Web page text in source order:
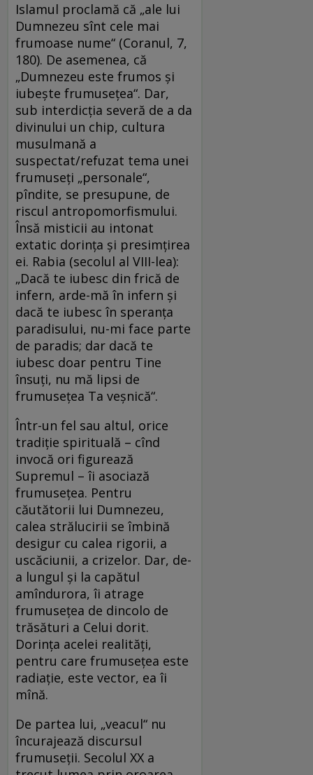
Islamul proclamă că „ale lui
Dumnezeu sînt cele mai
frumoase nume“ (Coranul, 7,
180). De asemenea, că
„Dumnezeu este frumos şi
iubeşte frumuseţea“. Dar,
sub interdicţia severă de a da
divinului un chip, cultura
musulmană a
suspectat/refuzat tema unei
frumuseţi „personale“,
pîndite, se presupune, de
riscul antropomorfismului.
Însă misticii au intonat
extatic dorinţa şi presimţirea
ei. Rabia (secolul al VIII-lea):
„Dacă te iubesc din frică de
infern, arde-mă în infern şi
dacă te iubesc în speranţa
paradisului, nu-mi face parte
de paradis; dar dacă te
iubesc doar pentru Tine
însuţi, nu mă lipsi de
frumuseţea Ta veşnică“.
Într-un fel sau altul, orice
tradiţie spirituală – cînd
invocă ori figurează
Supremul – îi asociază
frumuseţea. Pentru
căutătorii lui Dumnezeu,
calea strălucirii se îmbină
desigur cu calea rigorii, a
uscăciunii, a crizelor. Dar, de-
a lungul şi la capătul
amîndurora, îi atrage
frumuseţea de dincolo de
trăsături a Celui dorit.
Dorinţa acelei realităţi,
pentru care frumuseţea este
radiaţie, este vector, ea îi
mînă.
De partea lui, „veacul“ nu
încurajează discursul
frumuseţii. Secolul XX a